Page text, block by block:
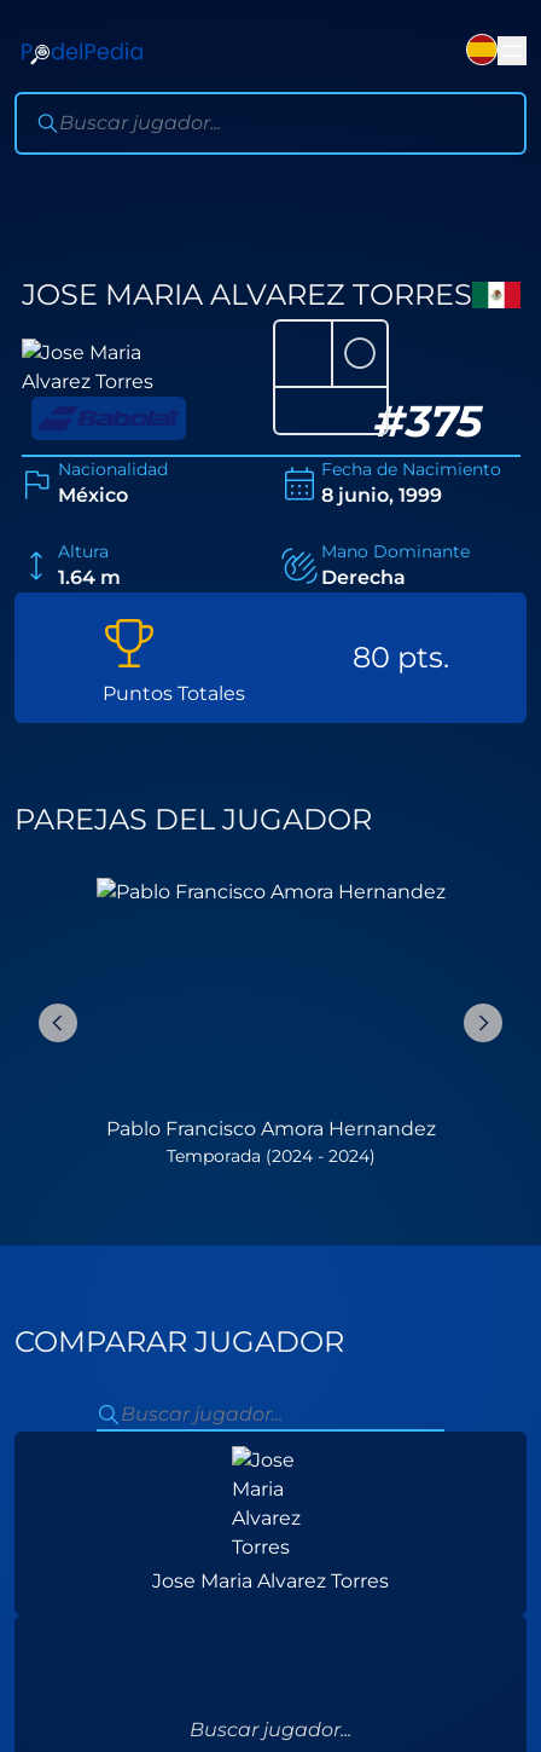
JOSE MARIA ALVAREZ TORRES
#375
⚪
Nacionalidad
México
Fecha de Nacimiento
8 junio, 1999
Altura
1.64 m
Mano Dominante
Derecha
Puntos Totales
80 pts.
PAREJAS DEL JUGADOR
Pablo Francisco Amora Hernandez
Temporada (2024 - 2024)
COMPARAR JUGADOR
Jose Maria Alvarez Torres
Buscar jugador...